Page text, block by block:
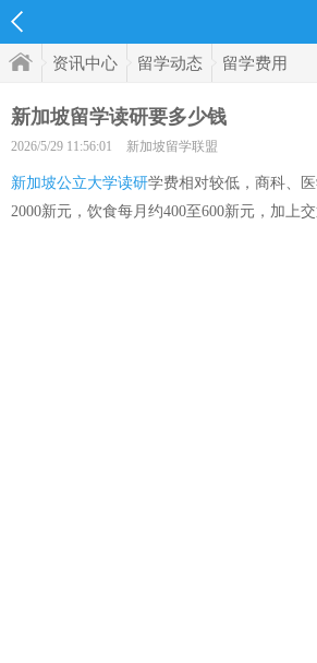
资讯中心 留学动态 留学费用
新加坡留学读研要多少钱
2026/5/29 11:56:01 新加坡留学联盟
新加坡公立大学读研学费相对较低，商科、
2000新元，饮食每月约400至600新元，加上